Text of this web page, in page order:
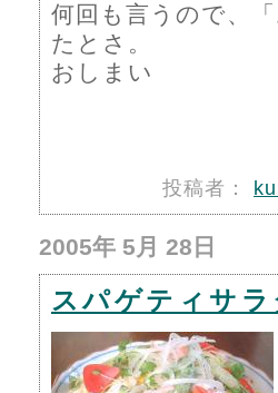
何回も言うので、
たとさ。
おしまい
投稿者：
2005年 5月 28日
スパゲティサラ